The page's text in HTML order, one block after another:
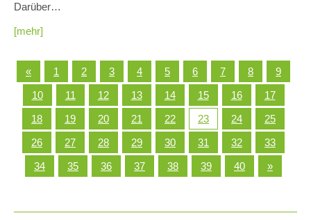
Darüber…
[mehr]
« 1 2 3 4 5 6 7 8
9
10
11 12 13 14 15 16
17
18
19 20 21 22 23 24
25
26
27 28 29 30 31 32
33
34
35 36 37 38 39 40 »